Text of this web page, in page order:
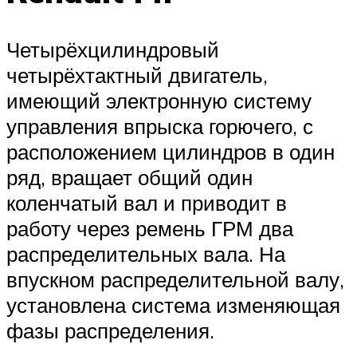
Четырёхцилиндровый
четырёхтактный двигатель,
имеющий электронную систему
управления впрыска горючего, с
расположением цилиндров в один
ряд, вращает общий один
коленчатый вал и приводит в
работу через ремень ГРМ два
распределительных вала. На
впускном распределительной валу,
установлена система изменяющая
фазы распределения.